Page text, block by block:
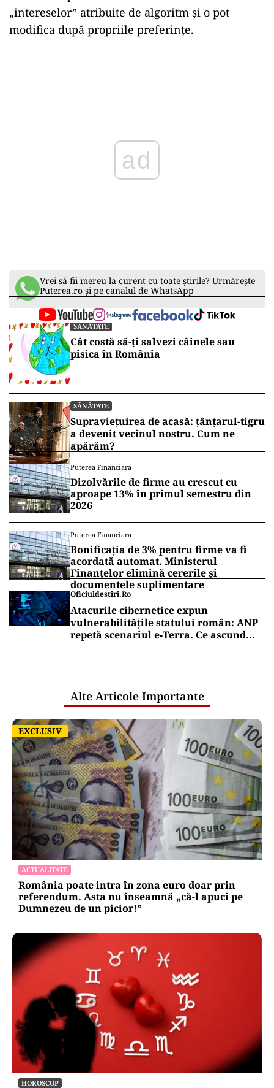
„intereselor” atribuite de algoritm și o pot
modifica după propriile preferințe.
ad
Vrei să fii mereu la curent cu toate știrile? Urmărește
Puterea.ro și pe canalul de WhatsApp
SĂNĂTATE
Cât costă să-ți salvezi câinele sau
pisica în România
SĂNĂTATE
Supraviețuirea de acasă: țânțarul-tigru
a devenit vecinul nostru. Cum ne
apărăm?
Puterea Financiara
Dizolvările de firme au crescut cu
aproape 13% în primul semestru din
2026
Puterea Financiara
Bonificația de 3% pentru firme va fi
acordată automat. Ministerul
Finanțelor elimină cererile și
documentele suplimentare
Oficiuldestiri.ro
Atacurile cibernetice expun
vulnerabilitățile statului român: ANP
repetă scenariul e‑Terra. Ce ascund
Alte Articole Importante
EXCLUSIV
EXCLUSIV
ACTUALITATE
România poate intra în zona euro doar prin
referendum. Asta nu înseamnă „că-l apuci pe
Dumnezeu de un picior!”
HOROSCOP